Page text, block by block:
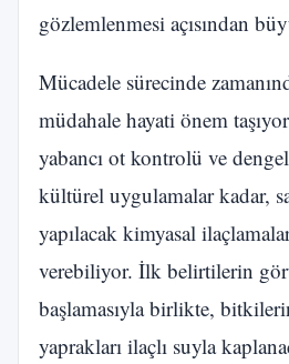
gözlemlenmesi açısından
Mücadele sürecinde
müdahale hayati önem
yabancı ot kontrolü ve
kültürel uygulamalar kadar,
yapılacak kimyasal
verebiliyor. İlk belirtilerin
başlamasıyla birlikte,
yaprakları ilaçlı suyla